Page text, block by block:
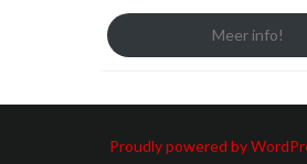
Meer info!
Proudly powered by